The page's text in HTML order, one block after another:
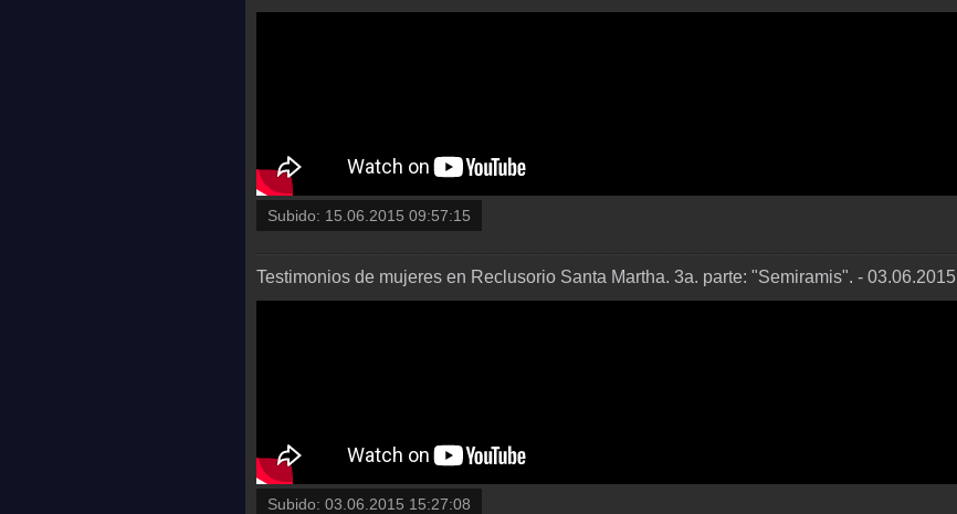
Subido: 15.06.2015 09:57:15
Testimonios de mujeres en Reclusorio Santa Martha. 3a. parte: "Semiramis". - 03.06.2015
Subido: 03.06.2015 15:27:08